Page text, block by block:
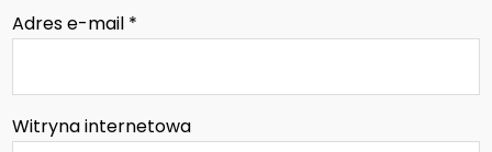
Adres e-mail *
Witryna internetowa